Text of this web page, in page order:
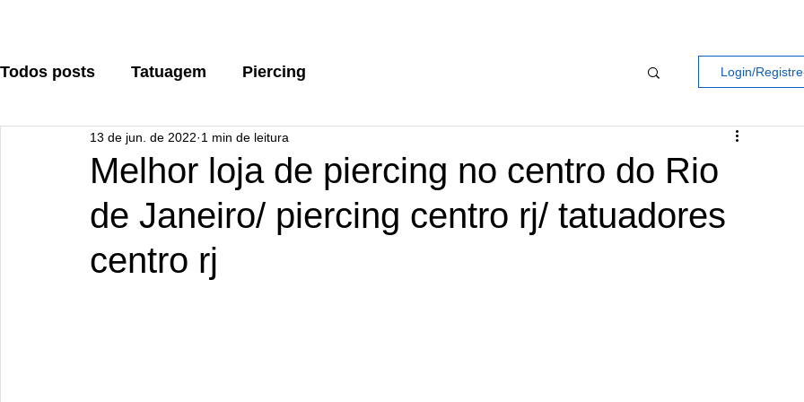
Todos posts Tatuagem Piercing Login/
Melhor loja de piercing no centro do Rio
de Janeiro/ piercing centro rj/ tatuadores
centro rj
13 de jun. de 2022 1 min de leitura